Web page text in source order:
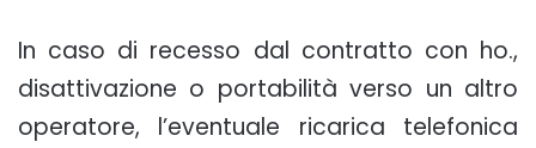
In caso di recesso dal contratto con ho.,
disattivazione o portabilità verso un altro
operatore, l’eventuale ricarica telefonica